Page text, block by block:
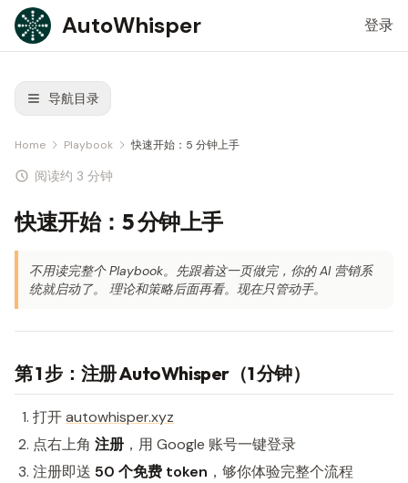
Skip to content
AutoWhisper 登录
导航目录
Home Playbook 快速开始：5 分钟上手
阅读约 3 分钟
快速开始：5 分钟上手
不用读完整个 Playbook。先跟着这一页做完，你的 AI 营销系
统就启动了。 理论和策略后面再看。现在只管动手。
第 1 步：注册 AutoWhisper（1 分钟）
打开autowhisper.xyz
点右上角 注册 ，用 Google 账号一键登录
注册即送 50 个免费 token ，够你体验完整个流程